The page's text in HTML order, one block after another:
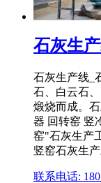
石灰生
石灰生产线_
石、白云石
煅烧而成。
器 回转窑 竖
窑"石灰生产
竖窑石灰生产
联系电话: 180